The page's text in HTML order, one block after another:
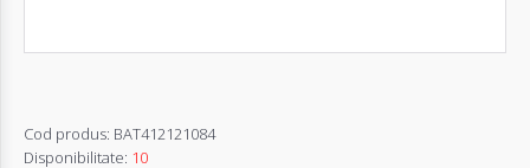
Cod produs: BAT412121084
Disponibilitate: 10